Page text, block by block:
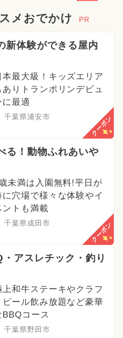
ハロウィン
メおでかけ PR
新体験ができる屋内
本最大級！キッズエリア
ありトランポリンデビュ
に最適
千葉県浦安市 クーポン
る！動物ふれあいや
未満は入園無料!平日が
に穴場で様々な体験やイ
ントも満載
千葉県成田市 クーポン
アスレチック・釣り
上和牛ステーキやクラフ
ビール飲み放題など豪華
BBQコース
千葉県野田市